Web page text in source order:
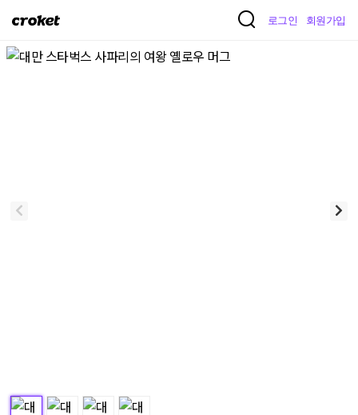
크
켓
로그인 회원가입